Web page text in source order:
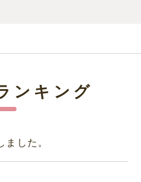
ンキング
した。